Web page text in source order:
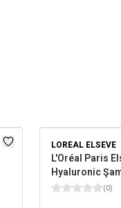
LOREAL ELSEVE
L'Oréal Paris
Hyaluronic
(0)